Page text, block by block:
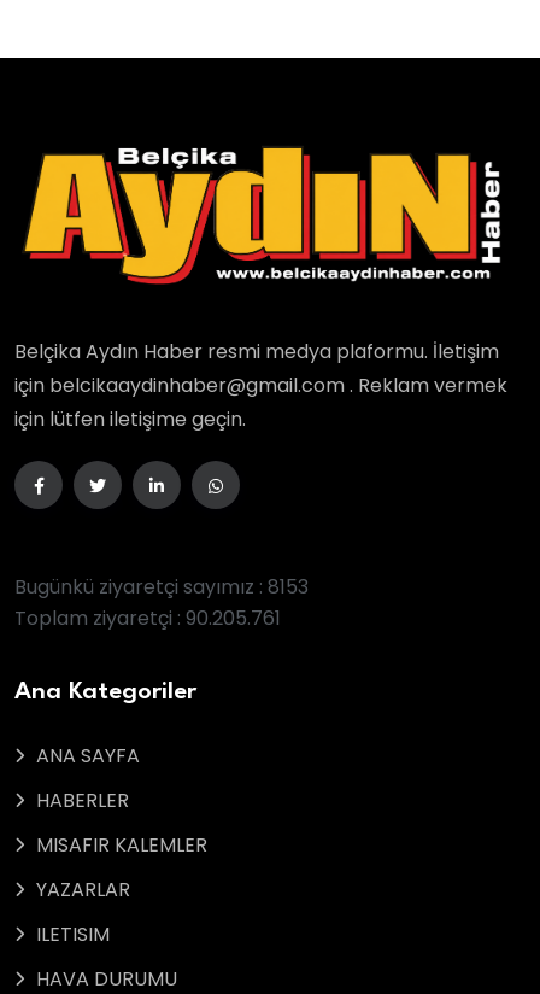
Belçika Aydın Haber resmi medya plaformu. İletişim
için belcikaaydinhaber@gmail.com . Reklam vermek
için lütfen iletişime geçin.
Bugünkü ziyaretçi sayımız : 8153
Toplam ziyaretçi : 90.205.761
Ana Kategoriler
ANA SAYFA
HABERLER
MISAFIR KALEMLER
YAZARLAR
ILETISIM
HAVA DURUMU